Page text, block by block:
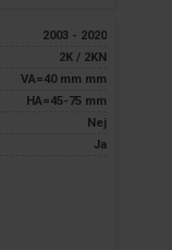
2003 - 2020
2K / 2KN
VA=40 mm mm
HA=45-75 mm
Nej
Ja